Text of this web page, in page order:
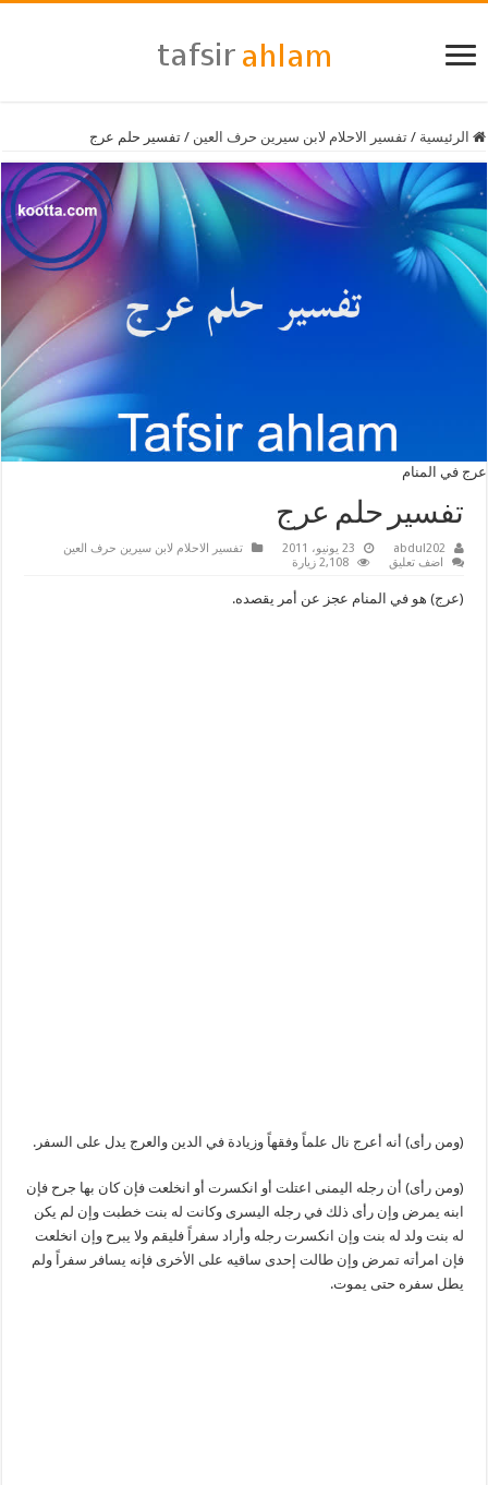
الرئيسية / تفسير الاحلام لابن سيرين حرف العين / تفسير حلم عرج
عرج في المنام
تفسير حلم عرج
abdul202 23 يونيو، 2011
تفسير الاحلام لابن سيرين حرف العين
اضف تعليق
2,108 زيارة
(عرج) هو في المنام عجز عن أمر يقصده.
(ومن رأى) أنه أعرج نال علماً وفقهاً وزيادة في الدين والعرج يدل على السفر.
(ومن رأى) أن رجله اليمنى اعتلت أو انكسرت أو انخلعت فإن كان بها جرح فإن
ابنه يمرض وإن رأى ذلك في رجله اليسرى وكانت له بنت خطبت وإن لم يكن
له بنت ولد له بنت وإن انكسرت رجله وأراد سفراً فليقم ولا يبرح وإن انخلعت
فإن امرأته تمرض وإن طالت إحدى ساقيه على الأخرى فإنه يسافر سفراً ولم
يطل سفره حتى يموت.